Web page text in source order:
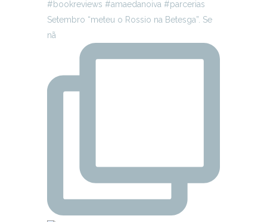
Setembro “meteu o Rossio na Betesga”. Se
nã